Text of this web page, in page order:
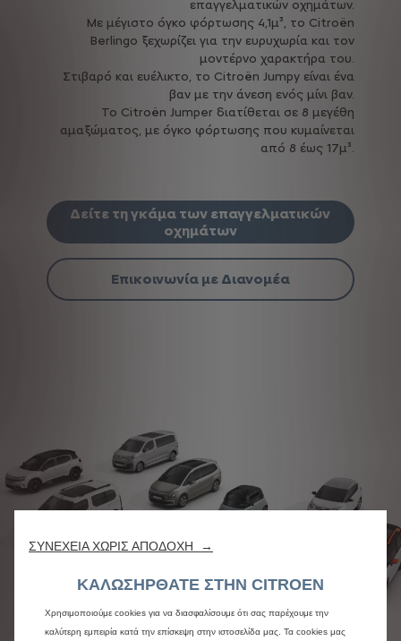
επαγγελματικών οχημάτων.
Με μέγιστο όγκο φόρτωσης 4,1μ³, το Citroën
Berlingo ξεχωρίζει για την ευρυχωρία και τον
μοντέρνο χαρακτήρα του.
Στιβαρό και ευέλικτο, το Citroën Jumpy είναι ένα
βαν με την άνεση ενός μίνι βαν.
Το Citroën Jumper διατίθεται σε 8 μεγέθη
αμαξώματος, με όγκο φόρτωσης που κυμαίνεται
από 8 έως 17μ³.
Δείτε τη γκάμα των επαγγελματικών
οχημάτων
Επικοινωνία με Διανομέα
ΣΥΝΕΧΕΙΑ ΧΩΡΙΣ ΑΠΟΔΟΧΗ →
ΚΑΛΩΣΗΡΘΑΤΕ ΣΤΗΝ CITROEN
Χρησιμοποιούμε cookies για να διασφαλίσουμε ότι σας παρέχουμε την
καλύτερη εμπειρία κατά την επίσκεψη στην ιστοσελίδα μας. Τα cookies μας